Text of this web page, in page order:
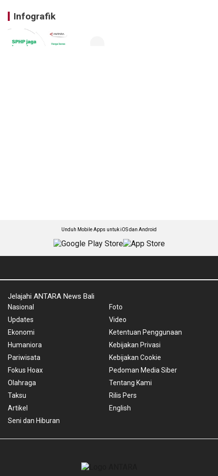
Infografik
Unduh Mobile Apps untuk iOS dan Android
Jelajahi ANTARA News Bali
Nasional
Updates
Ekonomi
Humaniora
Pariwisata
Fokus Hoax
Olahraga
Taksu
Artikel
Seni dan Hiburan
Foto
Video
Ketentuan Penggunaan
Kebijakan Privasi
Kebijakan Cookie
Pedoman Media Siber
Tentang Kami
Rilis Pers
English